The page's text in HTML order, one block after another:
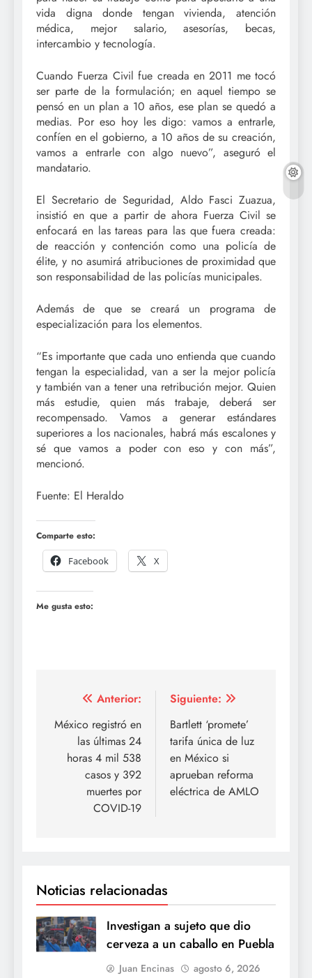
vida digna donde tengan vivienda, atención
médica, mejor salario, asesorías, becas,
intercambio y tecnología.
Cuando Fuerza Civil fue creada en 2011 me tocó
ser parte de la formulación; en aquel tiempo se
pensó en un plan a 10 años, ese plan se quedó a
medias. Por eso hoy les digo: vamos a entrarle,
confíen en el gobierno, a 10 años de su creación,
vamos a entrarle con algo nuevo”, aseguró el
mandatario.
El Secretario de Seguridad, Aldo Fasci Zuazua,
insistió en que a partir de ahora Fuerza Civil se
enfocará en las tareas para las que fuera creada:
de reacción y contención como una policía de
élite, y no asumirá atribuciones de proximidad que
son responsabilidad de las policías municipales.
Además de que se creará un programa de
especialización para los elementos.
“Es importante que cada uno entienda que cuando
tengan la especialidad, van a ser la mejor policía
y también van a tener una retribución mejor. Quien
más estudie, quien más trabaje, deberá ser
recompensado. Vamos a generar estándares
superiores a los nacionales, habrá más escalones y
sé que vamos a poder con eso y con más”,
mencionó.
Fuente: El Heraldo
Comparte esto:
Facebook
X
Me gusta esto:
Navegación
de
entradas
Anterior:
México registró en
las últimas 24
horas 4 mil 538
casos y 392
muertes por
COVID-19
Siguiente:
Bartlett ‘promete’
tarifa única de luz
en México si
aprueban reforma
eléctrica de AMLO
Noticias relacionadas
Investigan a sujeto que dio
cerveza a un caballo en Puebla
Juan Encinas agosto 6, 2026